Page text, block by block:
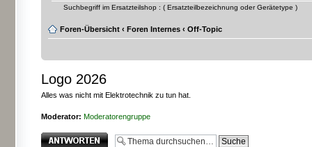
Suchbegriff im Ersatzteilshop : ( Ersatzteilbezeichnung oder Gerätetype )
Foren-Übersicht ‹ Foren Internes ‹ Off-Topic
Logo 2026
Alles was nicht mit Elektrotechnik zu tun hat.
Moderator: Moderatorengruppe
Antwort erstellen